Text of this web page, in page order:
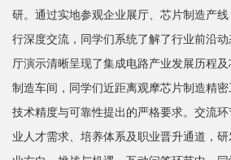
研。通过实地参观企业展厅、芯片制造产
行深度交流，同学们系统了解了行业前沿
厅演示清晰呈现了集成电路产业发展历程
制造车间，同学们近距离观摩芯片制造精
技术精度与可靠性提出的严格要求。交流
业人才需求、培养体系及职业晋升通道，